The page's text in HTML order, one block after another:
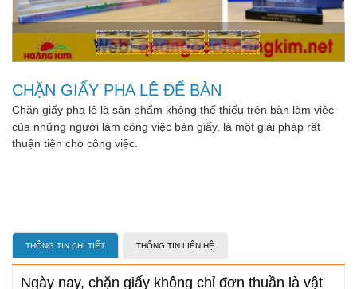
CHẶN GIẤY PHA LÊ ĐỂ BÀN
Chặn giấy pha lê là sản phẩm không thể thiếu trên bàn làm việc
của những người làm công việc bàn giấy, là một giải pháp rất
thuận tiện cho công việc.
THÔNG TIN CHI TIẾT THÔNG TIN LIÊN HỆ
Ngày nay, chặn giấy không chỉ đơn thuần là vật